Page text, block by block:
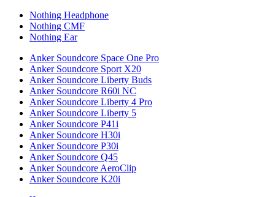
Nothing Headphone
Nothing CMF
Nothing Ear
Anker Soundcore Space One Pro
Anker Soundcore Sport X20
Anker Soundcore Liberty Buds
Anker Soundcore R60i NC
Anker Soundcore Liberty 4 Pro
Anker Soundcore Liberty 5
Anker Soundcore P41i
Anker Soundcore H30i
Anker Soundcore P30i
Anker Soundcore Q45
Anker Soundcore AeroClip
Anker Soundcore K20i